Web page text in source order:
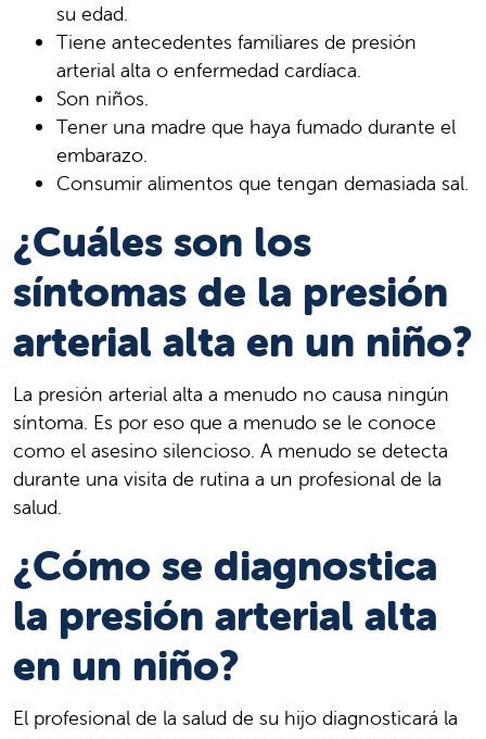
su edad.
Tiene antecedentes familiares de presión
arterial alta o enfermedad cardíaca.
Son niños.
Tener una madre que haya fumado durante el
embarazo.
Consumir alimentos que tengan demasiada sal.
¿Cuáles son los
síntomas de la presión
arterial alta en un niño?
La presión arterial alta a menudo no causa ningún
síntoma. Es por eso que a menudo se le conoce
como el asesino silencioso. A menudo se detecta
durante una visita de rutina a un profesional de la
salud.
¿Cómo se diagnostica
la presión arterial alta
en un niño?
El profesional de la salud de su hijo diagnosticará la